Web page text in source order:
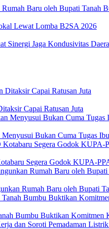
Baru oleh Bupati Tanah
Lewat Lomba B2SA 2026
Sinergi Jaga Kondusivitas
Capai Ratusan Juta
Bukan Cuma Tugas Ibu
Segera Godok KUPA-
Rumah Baru oleh Bupati
Bumbu Buktikan Komitmen